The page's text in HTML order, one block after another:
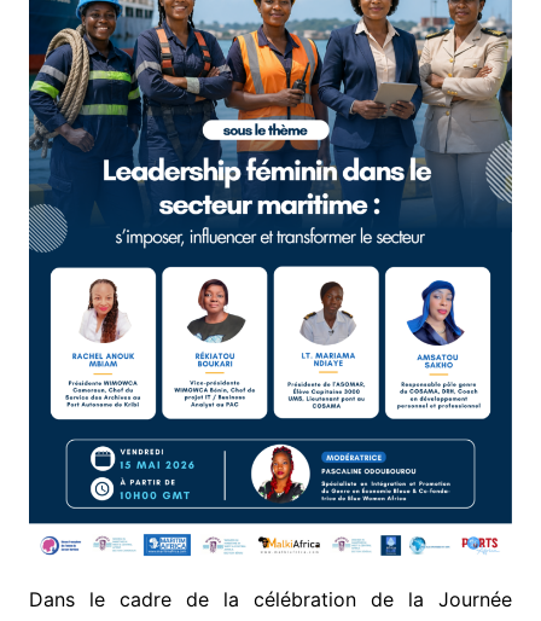
Dans le cadre de la célébration de la Journée